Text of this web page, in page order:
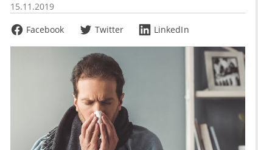
15.11.2019
Facebook
Twitter LinkedIn